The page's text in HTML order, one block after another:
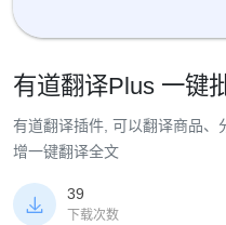
有道翻译Plus 一键
有道翻译插件, 可以翻译商品、
增一键翻译全文

39
下载次数